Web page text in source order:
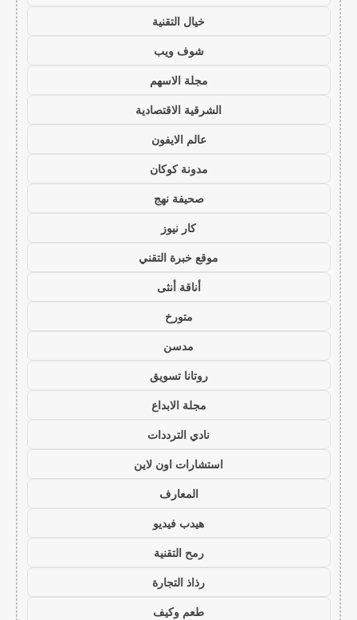
خيال التقنية
شوف ويب
مجلة الاسهم
الشرقية الاقتصادية
عالم الايفون
مدونة كوكان
صحيفة نهج
كار نيوز
موقع خبرة التقني
أناقة أنثى
متورخ
مدسن
روتانا تسويق
مجلة الابداع
نادي الترددات
استشارات اون لاين
المعارف
هيدب فيديو
رمح التقنية
رذاذ التجارة
طعم وكيف